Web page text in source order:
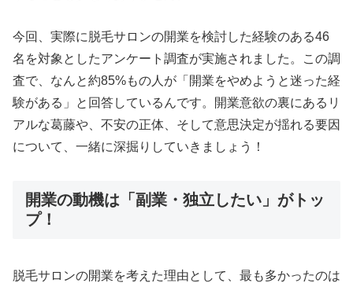
今回、実際に脱毛サロンの開業を検討した経験のある46
名を対象としたアンケート調査が実施されました。この調
査で、なんと約85%もの人が「開業をやめようと迷った経
験がある」と回答しているんです。開業意欲の裏にあるリ
アルな葛藤や、不安の正体、そして意思決定が揺れる要因
について、一緒に深掘りしていきましょう！
開業の動機は「副業・独立したい」がトッ
プ！
脱毛サロンの開業を考えた理由として、最も多かったのは